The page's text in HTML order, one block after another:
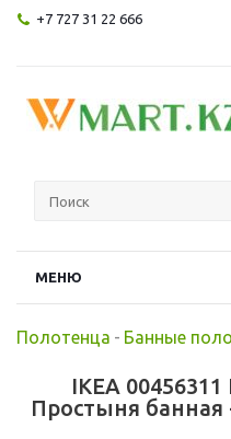
+7 727 31 22 666
МЕНЮ
Полотенца - Банные
IKEA
Простыня банная